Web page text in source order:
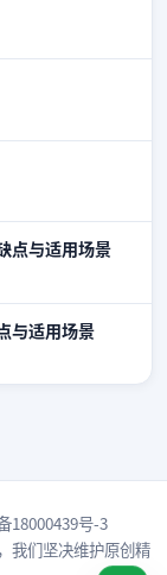
点与适用场景
与适用场景
18000439号-3
我们坚决维护原创精